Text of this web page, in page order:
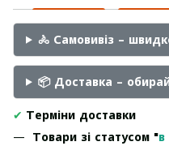
🚴 Самовивіз –
📦 Доставка –
✔ Терміни доставки
Товари зі статусом "в